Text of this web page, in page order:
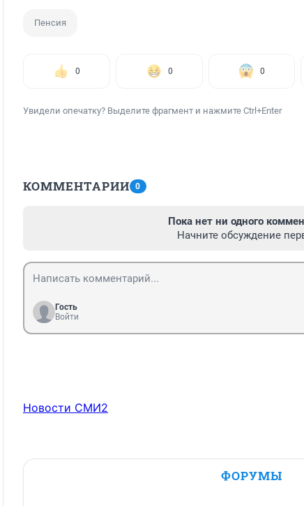
Пенсия
0 0 0
Увидели опечатку? Выделите фрагмент и нажмите Ctrl+Enter
КОММЕНТАРИИ 0
Пока нет ни одного
Начните обсуждение
Гость
Войти
Новости СМИ2
ФОРУМЫ